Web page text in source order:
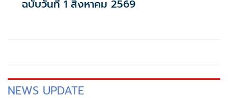
ฉบับวันที่ 1 สิงหาคม 2569
NEWS UPDATE